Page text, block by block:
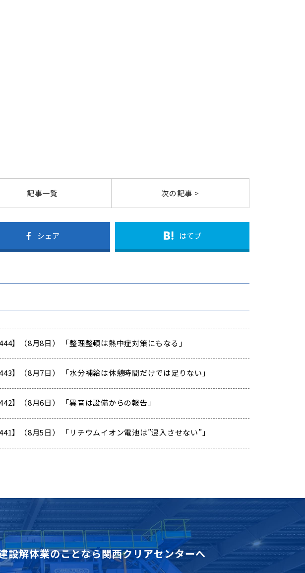
記事一覧 次の記事 >
シェア はてブ
】（8月8日） 「整理整頓は熱中症対策にもなる」
】（8月7日） 「水分補給は休憩時間だけでは足りない」
】（8月6日） 「異音は設備からの報告」
】（8月5日） 「リチウムイオン電池は”混入させない”」
設解体業のことなら関西クリアセンターへ